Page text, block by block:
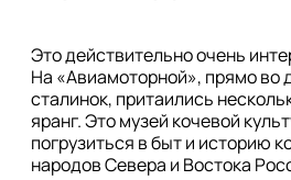
Это действительно очень
На «Авиамоторной», прямо во
сталинок, притаились
яранг. Это музей кочевой
погрузиться в быт и историю
народов Севера и Востока